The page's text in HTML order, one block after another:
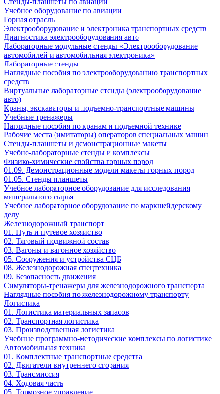
Стенды-планшеты по авиации
Учебное оборудование по авиации
Горная отрасль
Электрооборудование и электроника транспортных средств
Диагностика электрооборудования авто
Лабораторные модульные стенды «Электрооборудование
автомобилей и автомобильная электроника»
Лабораторные стенды
Наглядные пособия по электрооборудованию транспортных
средств
Виртуальные лабораторные стенды (электрооборудование
авто)
Краны, экскаваторы и подъемно-транспортные машины
Учебные тренажеры
Наглядные пособия по кранам и подъемной технике
Рабочие места (имитаторы) операторов специальных машин
Стенды-планшеты и демонстрационные макеты
Учебно-лабораторные стенды и комплексы
Физико-химические свойства горных пород
01.09. Демонстрационные модели макеты горных пород
01.05. Стенды планшеты
Учебное лабораторное оборудование для исследования
минерального сырья
Учебное лабораторное оборудование по маркшейдерскому
делу
Железнодорожный транспорт
01. Путь и путевое хозяйство
02. Тяговый подвижной состав
03. Вагоны и вагонное хозяйство
05. Сооружения и устройства СЦБ
08. Железнодорожная спецтехника
09. Безопасность движения
Симуляторы-тренажеры для железнодорожного транспорта
Наглядные пособия по железнодорожному транспорту
Логистика
01. Логистика материальных запасов
02. Транспортная логистика
03. Производственная логистика
Учебные программно-методические комплексы по логистике
Автомобильная техника
01. Комплектные транспортные средства
02. Двигатели внутреннего сгорания
03. Трансмиссия
04. Ходовая часть
05. Тормозное управление